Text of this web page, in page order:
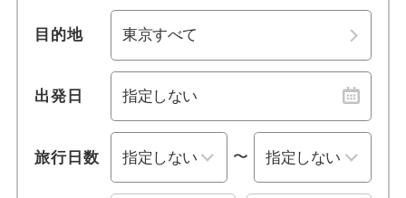
目的地
出発日
旅行日数 〜
レンタカー付き
列車の旅
グリーン車利用